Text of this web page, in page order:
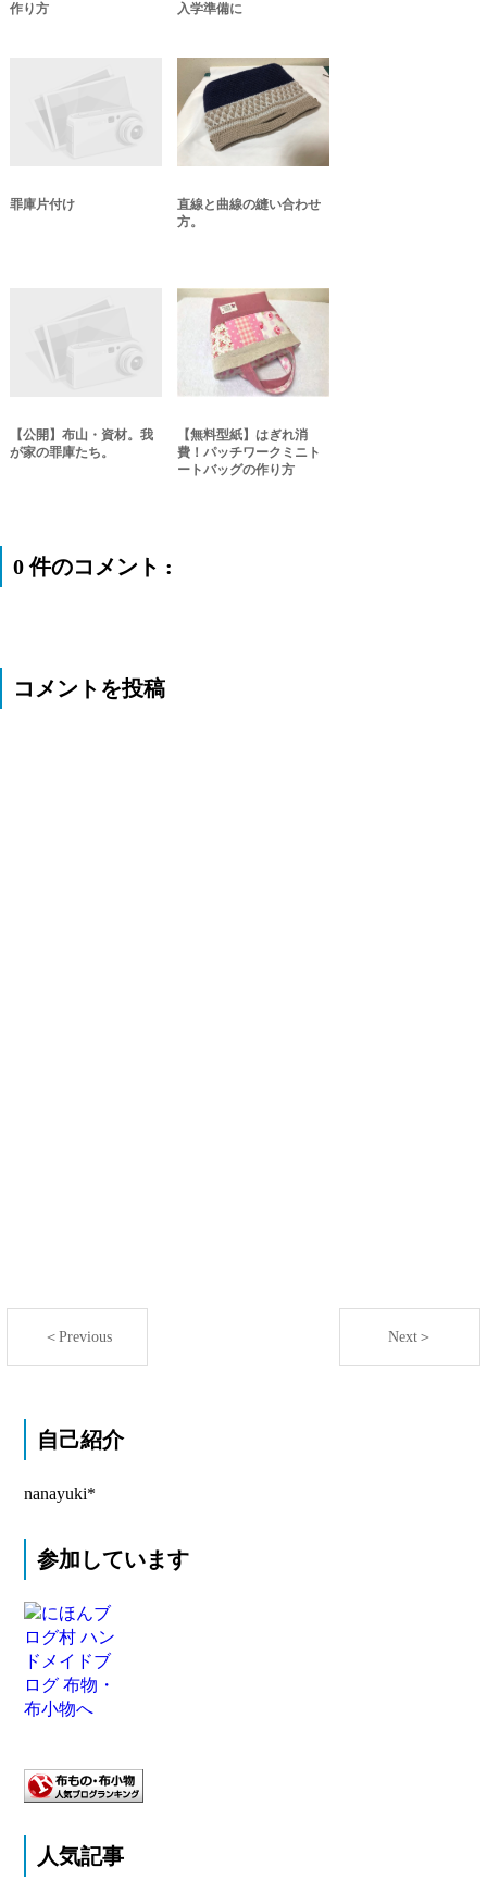
作り方
入学準備に
罪庫片付け
直線と曲線の縫い合わせ
方。
【公開】布山・資材。我
が家の罪庫たち。
【無料型紙】はぎれ消
費！パッチワークミニト
ートバッグの作り方
0 件のコメント :
コメントを投稿
＜Previous Next＞
自己紹介
nanayuki*
参加しています
人気記事